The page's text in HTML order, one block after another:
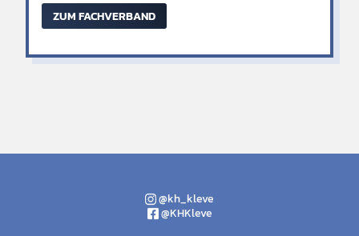
ZUM FACHVERBAND
@kh_kleve
@KHKleve